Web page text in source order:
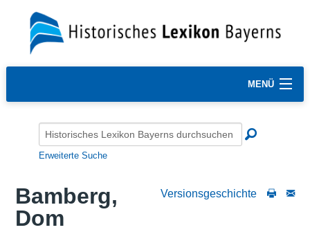
MENÜ
Erweiterte Suche
Versionsgeschichte
Bamberg,
Dom